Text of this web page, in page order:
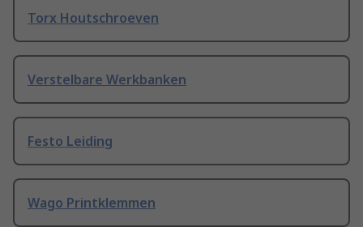
Torx Houtschroeven
Verstelbare Werkbanken
Festo Leiding
Wago Printklemmen